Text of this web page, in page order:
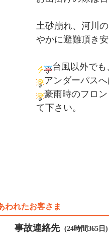
土砂崩れ、河川
やかに避難頂き
台風以外で
アンダーパス
豪雨時のフロ
て下さい。
われたお客さま
事故連絡先 (24時間365日)